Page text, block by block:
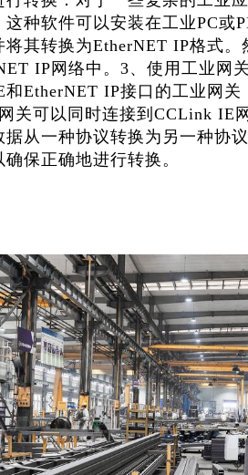
这种软件可以安装在工业PC或
将其转换为EtherNET IP格式
IP网络中。3、使用工业网
EtherNET IP接口的工业网关
关可以同时连接到CCLink IE
据从一种协议转换为另一种协
保正确地进行转换。